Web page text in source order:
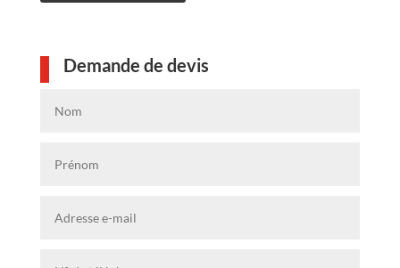
Demande de devis